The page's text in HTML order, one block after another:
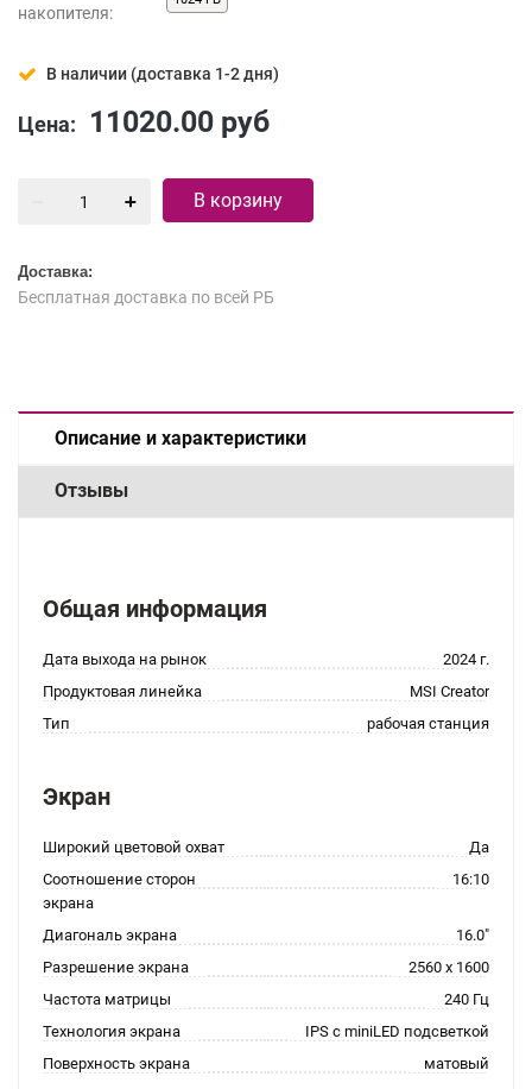
накопителя:
В наличии (доставка 1-2 дня)
Цена: 11020.00 руб
В корзину
Доставка:
Бесплатная доставка по всей РБ
Описание и характеристики
Отзывы
Общая информация
Дата выхода на рынок
2024 г.
Продуктовая линейка
MSI Creator
Тип
рабочая станция
Экран
Широкий цветовой охват
Да
Соотношение сторон
экрана
16:10
Диагональ экрана
16.0"
Разрешение экрана
2560 x 1600
Частота матрицы
240 Гц
Технология экрана
IPS с miniLED подсветкой
Поверхность экрана
матовый